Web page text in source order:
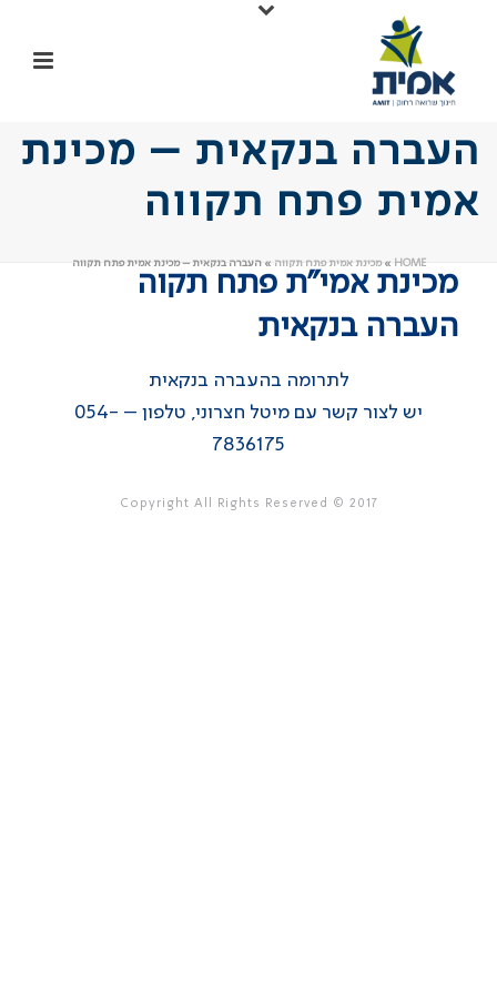
העברה בנקאית – מכינת
אמית פתח תקווה
HOME
»מכינת אמית פתח תקווה »העברה בנקאית – מכינת אמית פתח תקווה
מכינת אמי"ת פתח תקוה
העברה בנקאית
לתרומה בהעברה בנקאית
יש לצור קשר עם מיטל חצרוני, טלפון – 054-
7836175
Copyright All Rights Reserved © 2017